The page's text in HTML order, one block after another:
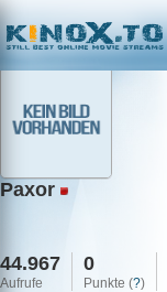
Home
Paxor
44.967
Aufrufe
0
Punkte (?)